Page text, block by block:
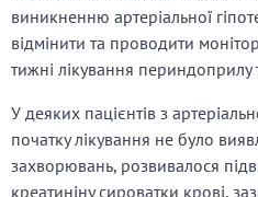
виникненню артеріальної
відмінити та проводити
тижні лікування периндоприлу
У деяких пацієнтів з
початку лікування не було
захворювань, розвивалося
креатиніну сироватки крові,